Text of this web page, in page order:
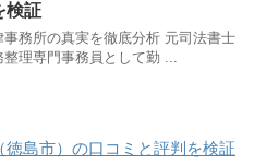
検証
事務所の真実を徹底分析 元司法書士
整理専門事務員として勤 ...
徳島市）の口コミと評判を検証